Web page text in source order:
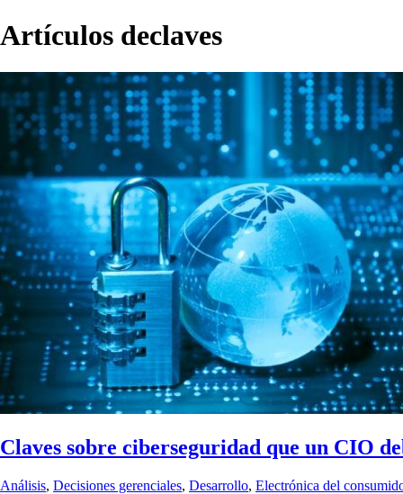
Artículos declaves
Claves sobre ciberseguridad que un CIO
Análisis, Decisiones gerenciales, Desarrollo, Electrónica del